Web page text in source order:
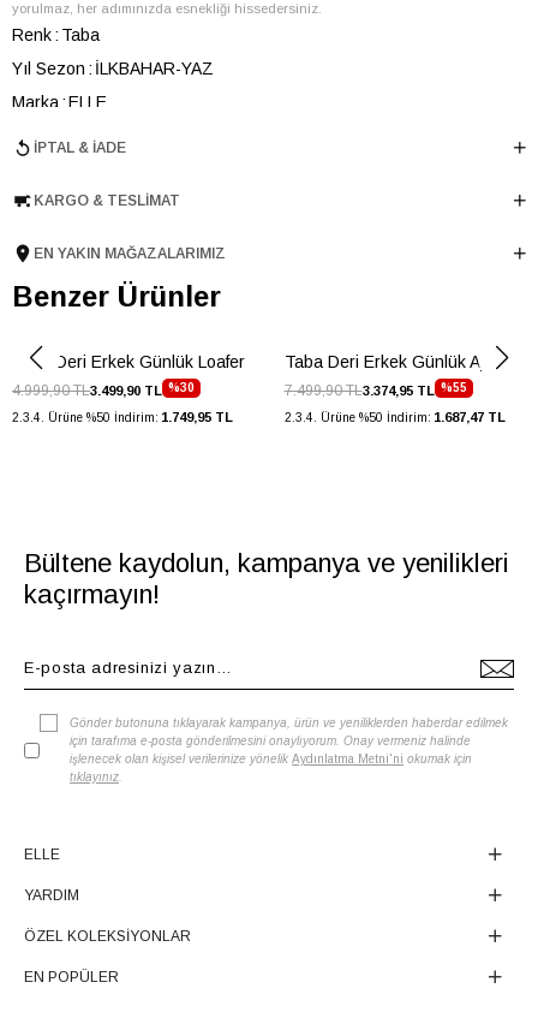
yorulmaz, her adımınızda esnekliği hissedersiniz.
Renk Taba
Yıl Sezon
İLKBAHAR-YAZ
Marka ELLE
Cinsiyet
ERKEK
Astar Malzemesi İnek Derisi
Ürün Cinsi Driver
Menşei TURKIYE
İPTAL & İADE
KARGO & TESLIMAT
EN YAKIN MAĞAZALARIMIZ
Benzer Ürünler
Taba Deri Erkek Günlük Loafer
%30
3.499,90 TL
4.999,90 TL
2.3.4. Ürüne %50 İndirim: 1.749,95 TL
Taba Deri Erkek Günlük Ayakkabı
%55
3.374,95 TL
7.499,90 TL
2.3.4. Ürüne %50 İndirim: 1.687,47 TL
Bültene kaydolun, kampanya ve yenilikleri
kaçırmayın!
Gönder butonuna tıklayarak kampanya, ürün ve yeniliklerden haberdar edilmek
için tarafıma e-posta gönderilmesini onaylıyorum. Onay vermeniz halinde
işlenecek olan kişisel verilerinize yönelik Aydınlatma Metni'ni okumak için
tıklayınız
ELLE
YARDIM
ÖZEL KOLEKSİYONLAR
EN POPÜLER